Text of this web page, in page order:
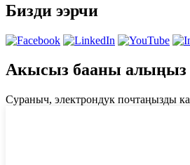
Бизди ээрчи
Акысыз бааны алыңыз
Сураныч, электрондук почтаңызды